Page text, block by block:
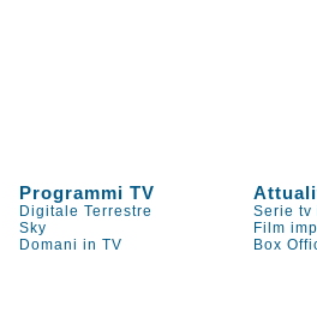
Programmi TV
Digitale Terrestre Serie tv
Sky Film
Domani in TV Box